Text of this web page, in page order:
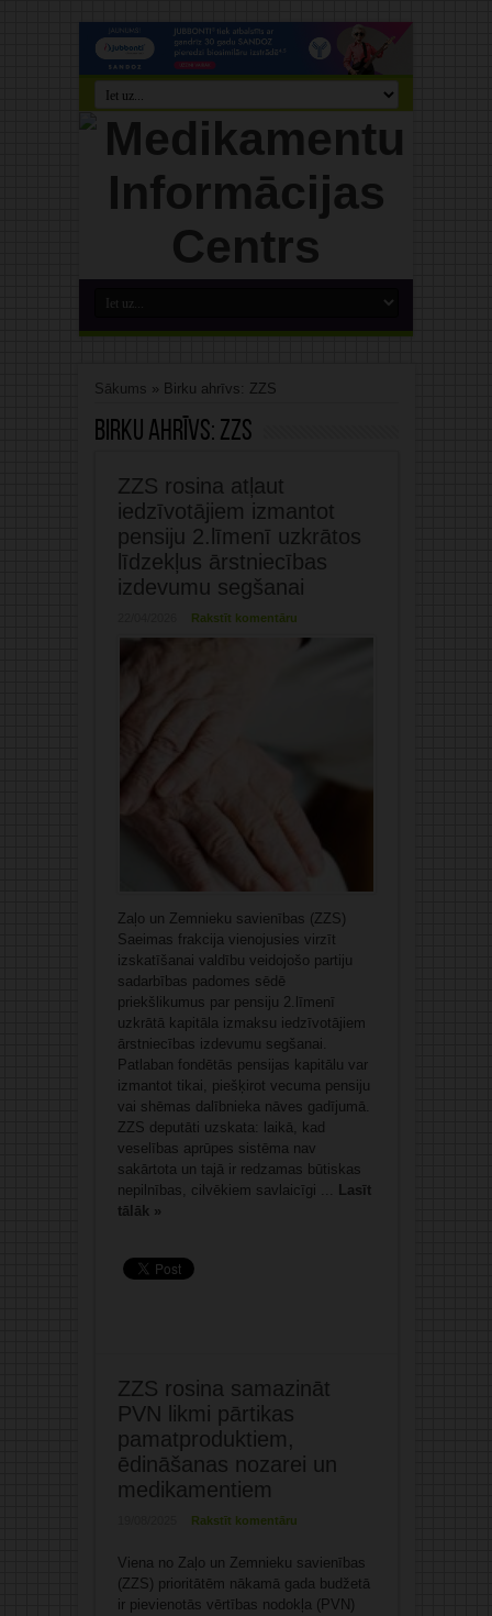
Sākums » Birku ahrīvs: ZZS
Birku ahrīvs: ZZS
ZZS rosina atļaut
iedzīvotājiem izmantot
pensiju 2.līmenī uzkrātos
līdzekļus ārstniecības
izdevumu segšanai
Rakstīt komentāru
Zaļo un Zemnieku savienības (ZZS)
Saeimas frakcija vienojusies virzīt
izskatīšanai valdību veidojošo partiju
sadarbības padomes sēdē
priekšlikumus par pensiju 2.līmenī
uzkrātā kapitāla izmaksu iedzīvotājiem
ārstniecības izdevumu segšanai.
Patlaban fondētās pensijas kapitālu var
izmantot tikai, piešķirot vecuma pensiju
vai shēmas dalībnieka nāves gadījumā.
ZZS deputāti uzskata: laikā, kad
veselības aprūpes sistēma nav
sakārtota un tajā ir redzamas būtiskas
nepilnības, cilvēkiem savlaicīgi ... Lasīt
tālāk »
ZZS rosina samazināt
PVN likmi pārtikas
pamatproduktiem,
ēdināšanas nozarei un
medikamentiem
Rakstīt komentāru
Viena no Zaļo un Zemnieku savienības
(ZZS) prioritātēm nākamā gada budžetā
ir pievienotās vērtības nodokļa (PVN)